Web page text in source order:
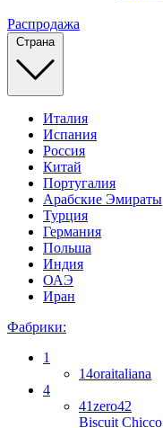
Распродажа
Страна
Италия
Испания
Россия
Китай
Португалия
Арабские Эмираты
Турция
Германия
Польша
Индия
ОАЭ
Иран
Фабрики:
1
14oraitaliana
4
41zero42
Biscuit Chicco